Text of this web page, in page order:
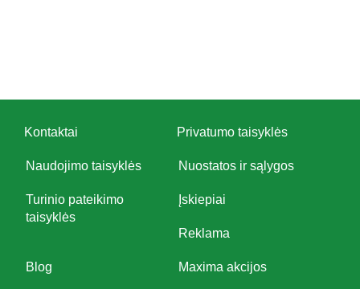
Kontaktai Privatumo taisyklės
Naudojimo taisyklės Nuostatos ir sąlygos
Turinio pateikimo
taisyklės
Įskiepiai
Reklama
Blog Maxima akcijos